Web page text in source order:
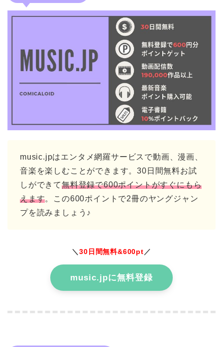
music.jpはエンタメ網羅サービスで動画、漫画、
音楽を楽しむことができます。30日間無料お試
しができて無料登録で600ポイントがすぐにもら
えます。この600ポイントで2冊のヤングジャン
プを読みましょう♪
＼30日間無料&600pt ／
music.jpに無料登録